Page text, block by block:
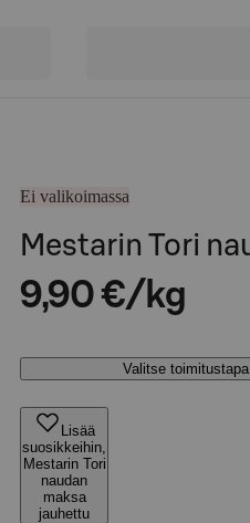
Ei valikoimassa
Mestarin Tori
9,90 €/kg
Valitse toimitustapa
Lisää
suosikkeihin,
Mestarin Tori
naudan
maksa
jauhettu